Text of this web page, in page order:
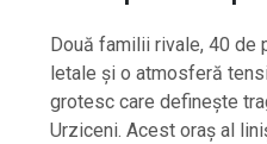
Două familii rivale, 40 de
letale și o atmosferă
grotesc care definește
Urziceni. Acest oraș al